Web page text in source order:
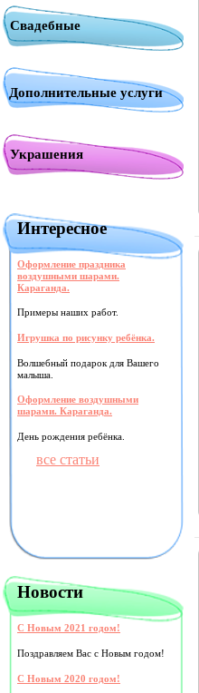
Свадебные
Дополнительные услуги
Украшения
Интересное
Оформление праздника
воздушными шарами.
Караганда.
Примеры наших работ.
Игрушка по рисунку ребёнка.
Волшебный подарок для Вашего
малыша.
Оформление воздушными
шарами. Караганда.
День рождения ребёнка.
все статьи
Новости
С Новым 2021 годом!
Поздравляем Вас с Новым годом!
С Новым 2020 годом!